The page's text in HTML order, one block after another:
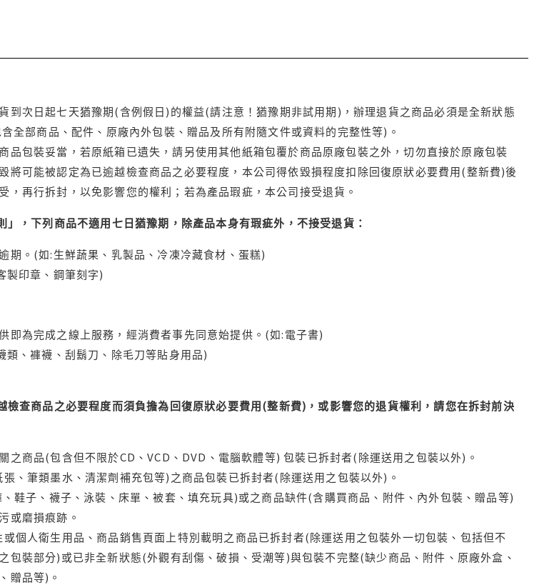
到次日起七天猶豫期(含例假日)的權益(請注意！猶豫期非試用期)，辦理退貨之商品必須是全新狀態
全部商品、配件、原廠內外包裝、贈品及所有附隨文件或資料的完整性等)。
品包裝妥當，若原紙箱已遺失，請另使用其他紙箱包覆於商品原廠包裝之外，切勿直接於原廠包裝
將可能被認定為已逾越檢查商品之必要程度，本公司得依毀損程度扣除回復原狀必要費用(整新費)後
，再行拆封，以免影響您的權利；若為產品瑕疵，本公司接受退貨。
，下列商品不適用七日猶豫期，除產品本身有瑕疵外，不接受退貨：
期。(如:生鮮蔬果、乳製品、冷凍冷藏食材、蛋糕)
製印章、鋼筆刻字)
即為完成之線上服務，經消費者事先同意始提供。(如:電子書)
、褲襪、刮鬍刀、除毛刀等貼身用品)
檢查商品之必要程度而須負擔為回復原狀必要費用(整新費)，或影響您的退貨權利，請您在拆封前決
之商品(包含但不限於CD、VCD、DVD、電腦軟體等) 包裝已拆封者(除運送用之包裝以外)。
、筆類墨水、清潔劑補充包等)之商品包裝已拆封者(除運送用之包裝以外)。
鞋子、襪子、泳裝、床單、被套、填充玩具)或之商品缺件(含購買商品、附件、內外包裝、贈品等)
或磨損痕跡。
個人衛生用品、商品銷售頁面上特別載明之商品已拆封者(除運送用之包裝外一切包裝、包括但不
包裝部分)或已非全新狀態(外觀有刮傷、破損、受潮等)與包裝不完整(缺少商品、附件、原廠外盒、
贈品等)。